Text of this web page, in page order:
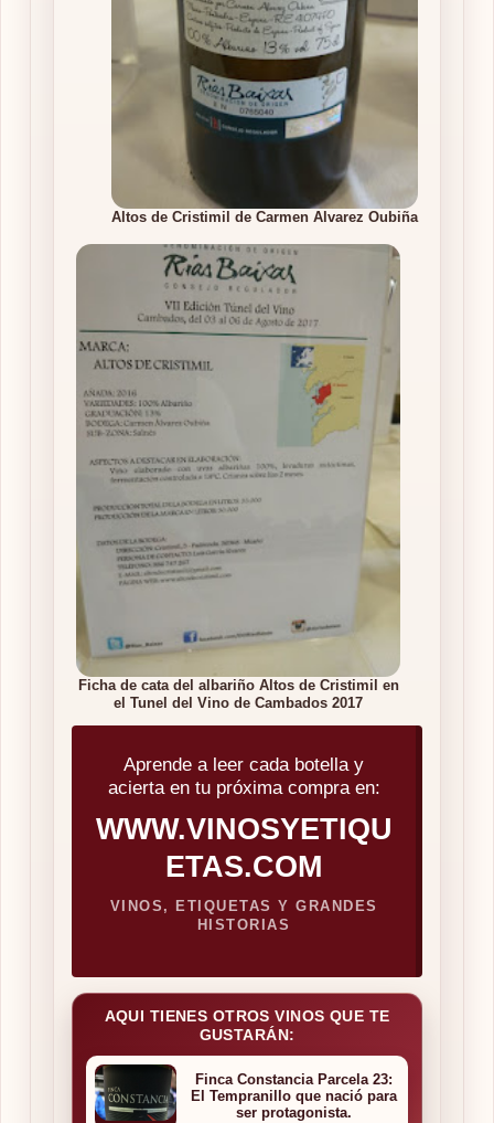
Altos de Cristimil de Carmen Alvarez Oubiña
Ficha de cata del albariño Altos de Cristimil en
el Tunel del Vino de Cambados 2017
Aprende a leer cada botella y
acierta en tu próxima compra en:
WWW.VINOSYETIQU
ETAS.COM
VINOS, ETIQUETAS Y GRANDES
HISTORIAS
AQUI TIENES OTROS VINOS QUE TE
GUSTARÁN:
Finca Constancia Parcela 23:
El Tempranillo que nació para
ser protagonista.